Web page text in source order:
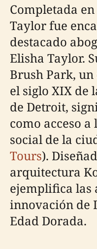
Completada en
Taylor fue
destacado
Elisha Taylor.
Brush Park,
el siglo XIX de
de Detroit,
como acceso
social de la
Tours).
arquitectura
ejemplifica las
innovación de
Edad Dorada.